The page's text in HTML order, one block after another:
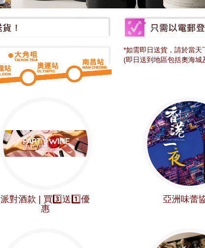
*如需即日送貨，請於當天
(即日送到地區包括奧海城
派對酒款 | 買3️⃣送1️⃣優
惠
亞洲味蕾